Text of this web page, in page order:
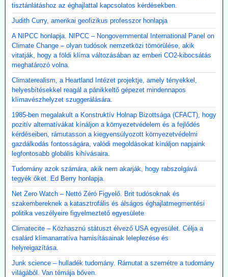
tisztánlátáshoz az éghajlattal kapcsolatos kérdésekben.
Judith Curry, amerikai geofizikus professzor honlapja
A NIPCC honlapja. NIPCC – Nongovernmental International Panel on
Climate Change – olyan tudósok nemzetközi tömörülése, akik
vitatják, hogy a földi klíma változásában az emberi CO2-kibocsátás
meghatározó volna.
Climaterealism, a Heartland Intézet projektje, amely tényekkel,
helyesbítésekkel reagál a pánikkeltő gépezet mindennapos
klímavészhelyzet szuggerálására.
1985-ben megalakult a Konstruktív Holnap Bizottsága (CFACT), hogy
pozitív alternatívákat kínáljon a környezetvédelem és a fejlődés
kérdéseiben, rámutasson a kiegyensúlyozott környezetvédelmi
gazdálkodás fontosságára, valódi megoldásokat kínáljon napjaink
legfontosabb globális kihívásaira.
Tudomány azok számára, akik nem akarják, hogy rabszolgává
tegyék őket. Ed Berry honlapja.
Net Zero Watch – Nettó Zéró Figyelő. Brit tudósoknak és
szakembereknek a katasztrofális és álságos éghajlatmegmentési
politika veszélyeire figyelmeztető egyesülete
Climatecite – Közhasznú státuszt élvező USA egyesület. Célja a
csalárd klímanarratíva hamisításainak leleplezése és
helyreigazítása.
Junk science – hulladék tudomány. Rámutat a szemétre a tudomány
világából. Van témája bőven.